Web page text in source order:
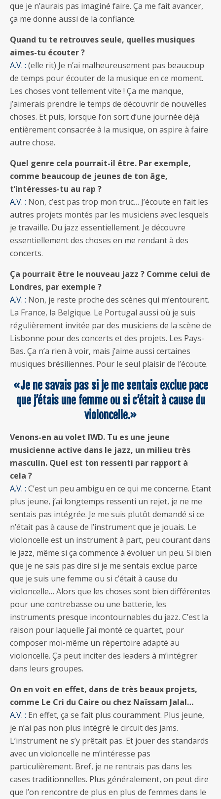
que je n’aurais pas imaginé faire. Ça me fait avancer,
ça me donne aussi de la confiance.
Quand tu te retrouves seule, quelles musiques
aimes-tu écouter ?
A.V. : (elle rit) Je n’ai malheureusement pas beaucoup
de temps pour écouter de la musique en ce moment.
Les choses vont tellement vite ! Ça me manque,
j’aimerais prendre le temps de découvrir de nouvelles
choses. Et puis, lorsque l’on sort d’une journée déjà
entièrement consacrée à la musique, on aspire à faire
autre chose.
Quel genre cela pourrait-il être. Par exemple,
comme beaucoup de jeunes de ton âge,
t’intéresses-tu au rap ?
A.V. : Non, c’est pas trop mon truc… J’écoute en fait les
autres projets montés par les musiciens avec lesquels
je travaille. Du jazz essentiellement. Je découvre
essentiellement des choses en me rendant à des
concerts.
Ça pourrait être le nouveau jazz ? Comme celui de
Londres, par exemple ?
A.V. : Non, je reste proche des scènes qui m’entourent.
La France, la Belgique. Le Portugal aussi où je suis
régulièrement invitée par des musiciens de la scène de
Lisbonne pour des concerts et des projets. Les Pays-
Bas. Ça n’a rien à voir, mais j’aime aussi certaines
musiques brésiliennes. Pour le seul plaisir de l’écoute.
«Je ne savais pas si je me sentais exclue pace
que j’étais une femme ou si c’était à cause du
violoncelle.»
Venons-en au volet IWD. Tu es une jeune
musicienne active dans le jazz, un milieu très
masculin. Quel est ton ressenti par rapport à
cela ?
A.V. : C’est un peu ambigu en ce qui me concerne. Etant
plus jeune, j’ai longtemps ressenti un rejet, je ne me
sentais pas intégrée. Je me suis plutôt demandé si ce
n’était pas à cause de l’instrument que je jouais. Le
violoncelle est un instrument à part, peu courant dans
le jazz, même si ça commence à évoluer un peu. Si bien
que je ne sais pas dire si je me sentais exclue parce
que je suis une femme ou si c’était à cause du
violoncelle… Alors que les choses sont bien différentes
pour une contrebasse ou une batterie, les
instruments presque incontournables du jazz. C’est la
raison pour laquelle j’ai monté ce quartet, pour
composer moi-même un répertoire adapté au
violoncelle. Ça peut inciter des leaders à m’intégrer
dans leurs groupes.
On en voit en effet, dans de très beaux projets,
comme Le Cri du Caire ou chez Naïssam Jalal…
A.V. : En effet, ça se fait plus couramment. Plus jeune,
je n’ai pas non plus intégré le circuit des jams.
L’instrument ne s’y prêtait pas. Et jouer des standards
avec un violoncelle ne m’intéresse pas
particulièrement. Bref, je ne rentrais pas dans les
cases traditionnelles. Plus généralement, on peut dire
que l’on rencontre de plus en plus de femmes dans le